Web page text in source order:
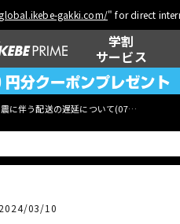
gakki.com/" for direct
学割
サービス
に伴う配送の遅延について(07月29日
2024/03/10